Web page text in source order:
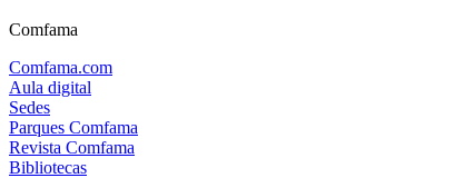
Comfama
Comfama.com
Aula digital
Sedes
Parques Comfama
Revista Comfama
Bibliotecas